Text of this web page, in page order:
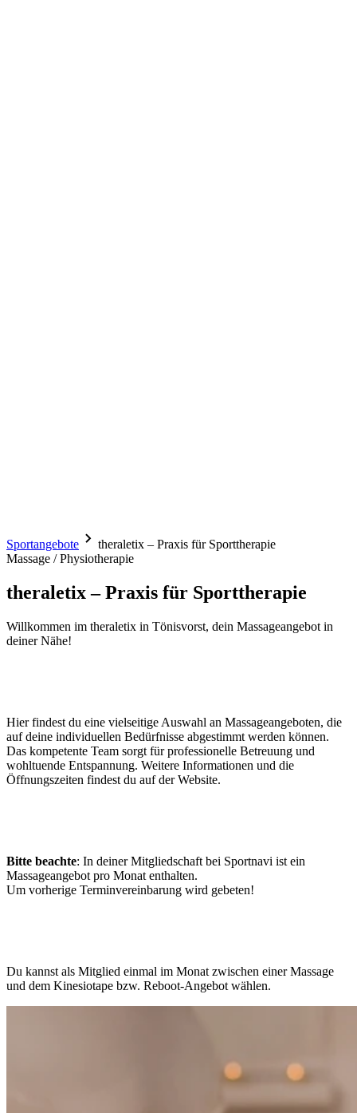
Sportangebote
theraletix – Praxis für Sporttherapie
Massage / Physiotherapie
theraletix – Praxis für Sporttherapie
Willkommen im theraletix in Tönisvorst, dein Massageangebot in
deiner Nähe!
Hier findest du eine vielseitige Auswahl an Massageangeboten, die
auf deine individuellen Bedürfnisse abgestimmt werden können.
Das kompetente Team sorgt für professionelle Betreuung und
wohltuende Entspannung. Weitere Informationen und die
Öffnungszeiten findest du auf der Website.
Bitte beachte: In deiner Mitgliedschaft bei Sportnavi ist ein
Massageangebot pro Monat enthalten.
Um vorherige Terminvereinbarung wird gebeten!
Du kannst als Mitglied einmal im Monat zwischen einer Massage
und dem Kinesiotape bzw. Reboot-Angebot wählen.